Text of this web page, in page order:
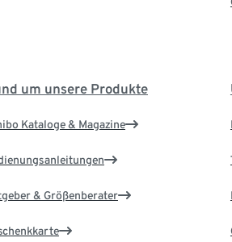
um unsere Produkte
Kataloge & Magazine
& Größenberater